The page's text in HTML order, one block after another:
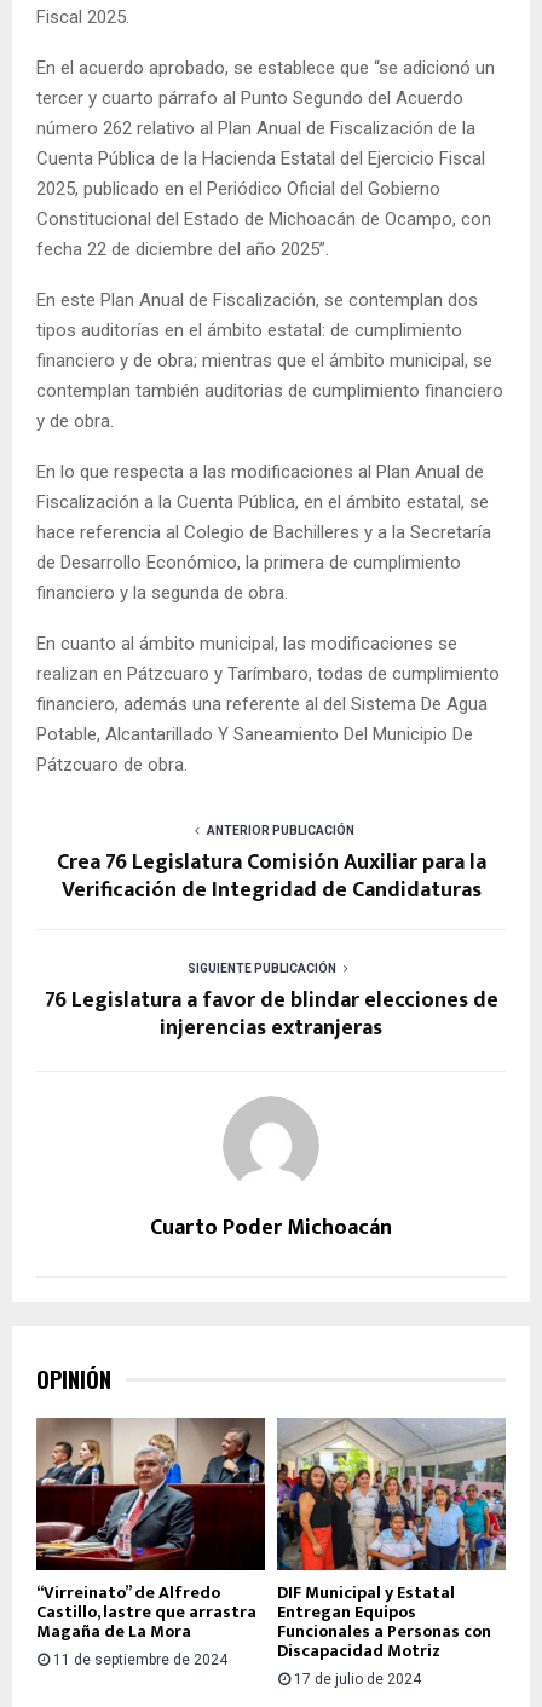
Fiscal 2025.
En el acuerdo aprobado, se establece que “se adicionó un
tercer y cuarto párrafo al Punto Segundo del Acuerdo
número 262 relativo al Plan Anual de Fiscalización de la
Cuenta Pública de la Hacienda Estatal del Ejercicio Fiscal
2025, publicado en el Periódico Oficial del Gobierno
Constitucional del Estado de Michoacán de Ocampo, con
fecha 22 de diciembre del año 2025”.
En este Plan Anual de Fiscalización, se contemplan dos
tipos auditorías en el ámbito estatal: de cumplimiento
financiero y de obra; mientras que el ámbito municipal, se
contemplan también auditorias de cumplimiento financiero
y de obra.
En lo que respecta a las modificaciones al Plan Anual de
Fiscalización a la Cuenta Pública, en el ámbito estatal, se
hace referencia al Colegio de Bachilleres y a la Secretaría
de Desarrollo Económico, la primera de cumplimiento
financiero y la segunda de obra.
En cuanto al ámbito municipal, las modificaciones se
realizan en Pátzcuaro y Tarímbaro, todas de cumplimiento
financiero, además una referente al del Sistema De Agua
Potable, Alcantarillado Y Saneamiento Del Municipio De
Pátzcuaro de obra.
ANTERIOR PUBLICACIÓN
Crea 76 Legislatura Comisión Auxiliar para la
Verificación de Integridad de Candidaturas
SIGUIENTE PUBLICACIÓN
76 Legislatura a favor de blindar elecciones de
injerencias extranjeras
Cuarto Poder Michoacán
OPINIÓN
“Virreinato” de Alfredo
Castillo, lastre que arrastra
Magaña de La Mora
11 de septiembre de 2024
DIF Municipal y Estatal
Entregan Equipos
Funcionales a Personas con
Discapacidad Motriz
17 de julio de 2024